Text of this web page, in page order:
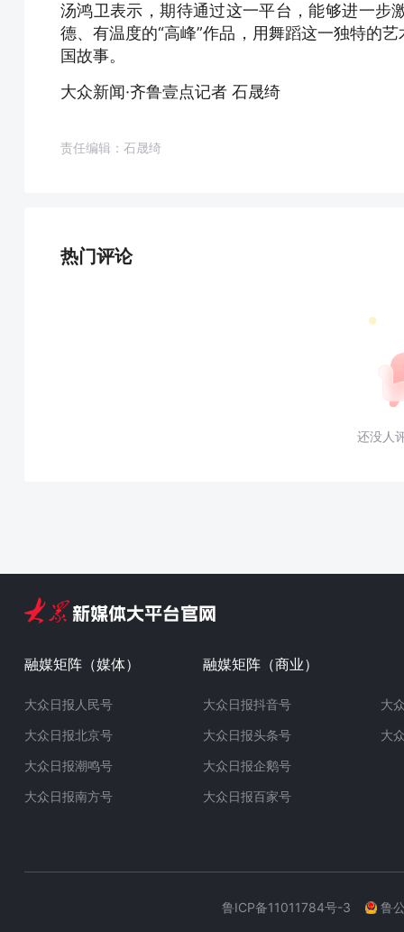
汤鸿卫表示，期待通过这一平台，能够进一步
德、有温度的“高峰”作品，用舞蹈这一独特的
国故事。
大众新闻·齐鲁壹点记者 石晟绮
责任编辑：石晟绮
热门评论
还没人
融媒矩阵（媒体）
大众日报人民号
大众日报北京号
大众日报潮鸣号
大众日报南方号
融媒矩阵（商业）
大众日报抖音号
大众日报头条号
大众日报企鹅号
大众日报百家号
大
大
鲁ICP备11011784号-3 鲁